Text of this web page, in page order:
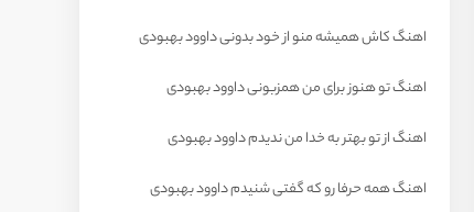
اهنگ کاش همیشه منو از خود بدونی داوود بهبودی
اهنگ تو هنوز برای من همزبونی داوود بهبودی
اهنگ از تو بهتر به خدا من ندیدم داوود بهبودی
اهنگ همه حرفا رو که گفتی شنیدم داوود بهبودی